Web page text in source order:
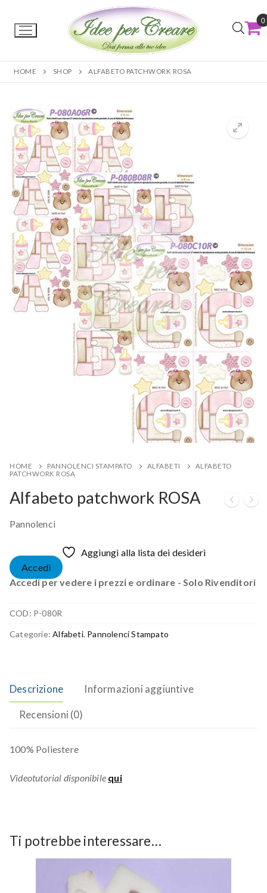
0
HOME SHOP ALFABETO PATCHWORK ROSA
HOME PANNOLENCI STAMPATO ALFABETI
ALFABETO
PATCHWORK ROSA
Alfabeto patchwork ROSA
Pannolenci
Aggiungi alla lista dei desideri
Accedi
Accedi per vedere i prezzi e ordinare - Solo Rivenditori
COD: P-080R
Categorie:Alfabeti, Pannolenci Stampato
Descrizione Informazioni aggiuntive
Recensioni (0)
100% Poliestere
Videotutorial disponibile qui
Ti potrebbe interessare…